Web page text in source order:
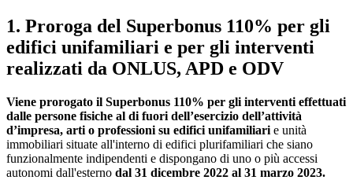
1. Proroga del Superbonus 110% per gli
edifici unifamiliari e per gli interventi
realizzati da ONLUS, APD e ODV
Viene prorogato il Superbonus 110% per gli interventi effettuati
dalle persone fisiche al di fuori dell’esercizio dell’attività
d’impresa, arti o professioni su edifici unifamiliari e unità
immobiliari situate all'interno di edifici plurifamiliari che siano
funzionalmente indipendenti e dispongano di uno o più accessi
autonomi dall'esterno dal 31 dicembre 2022 al 31 marzo 2023.